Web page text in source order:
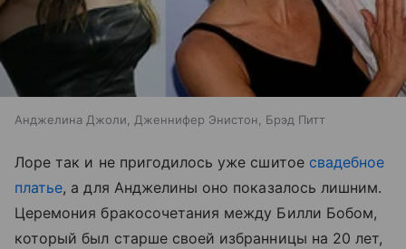
Анджелина Джоли, Дженнифер Энистон, Брэд Питт
Лоре так и не пригодилось уже сшитое свадебное
платье, а для Анджелины оно показалось лишним.
Церемония бракосочетания между Билли Бобом,
который был старше своей избранницы на 20 лет,